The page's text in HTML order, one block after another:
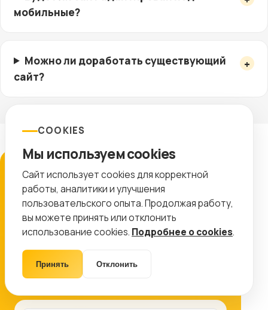
мобильные?
Можно ли доработать существующий
сайт?
ЗАЯВКА
Подготовим план работ
Оставьте контакты, и мы покажем, какие
работы дадут максимальный эффект именно
для вашего проекта.
8 (499) 11-33-654
COOKIES
Мы используем cookies
Сайт использует cookies для корректной
работы, аналитики и улучшения
пользовательского опыта. Продолжая работу,
вы можете принять или отклонить
использование cookies. Подробнее о cookies.
Принять Отклонить